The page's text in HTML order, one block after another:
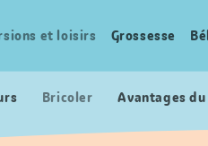
et loisirs Grossesse
Bricoler Avantages